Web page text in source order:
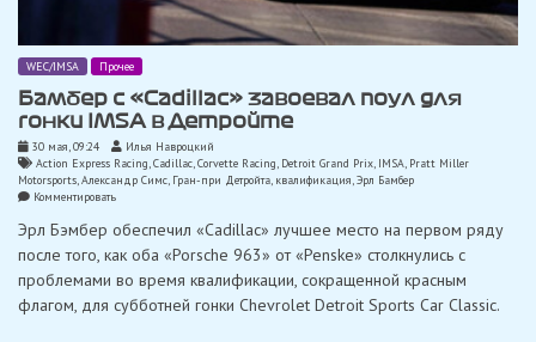
WEC/IMSA Прочее
Бамбер с «Cadillac» завоевал поул для
гонки IMSA в Детройте
30 мая, 09:24
Илья Навроцкий
Action Express Racing,Cadillac,Corvette Racing, Detroit Grand Prix, IMSA, Pratt Miller
Motorsports,Александр Симс, Гран-при Детройта, квалификация,Эрл Бамбер
Комментироватьon
с
«Cadillac»
завоевал
поул
для
гонки
Эрл Бэмбер обеспечил «Cadillac» лучшее место на первом ряду
после того, как оба «Porsche 963» от «Penske» столкнулись с
проблемами во время квалификации, сокращенной красным
флагом, для субботней гонки Chevrolet Detroit Sports Car Classic.